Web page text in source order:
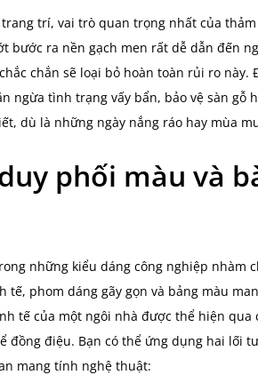
trí, vai trò quan trọng nhất của
bước ra nền gạch men rất dễ dẫn đến
chắn sẽ loại bỏ hoàn toàn rủi ro
ngừa tình trạng vấy bẩn, bảo vệ sàn gỗ
dù là những ngày nắng ráo hay mùa
phối màu và
những kiểu dáng công nghiệp
tế, phom dáng gãy gọn và bảng màu
tế của một ngôi nhà được thể hiện
đồng điệu. Bạn có thể ứng dụng hai lối
mang tính nghệ thuật: